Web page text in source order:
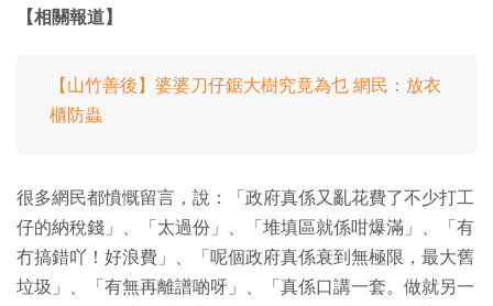
【相關報道】
【山竹善後】婆婆刀仔鋸大樹究竟為乜 網民：放衣
櫃防蟲
很多網民都憤慨留言，說：「政府真係又亂花費了不少打工
仔的納稅錢」、「太過份」、「堆填區就係咁爆滿」、「有
冇搞錯吖！好浪費」、「呢個政府真係衰到無極限，最大舊
垃圾」、「有無再離譜啲呀」、「真係口講一套。做就另一